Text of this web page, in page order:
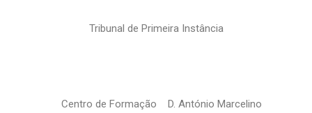
Tribunal de Primeira Instância
Centro de Formação D. António Marcelino